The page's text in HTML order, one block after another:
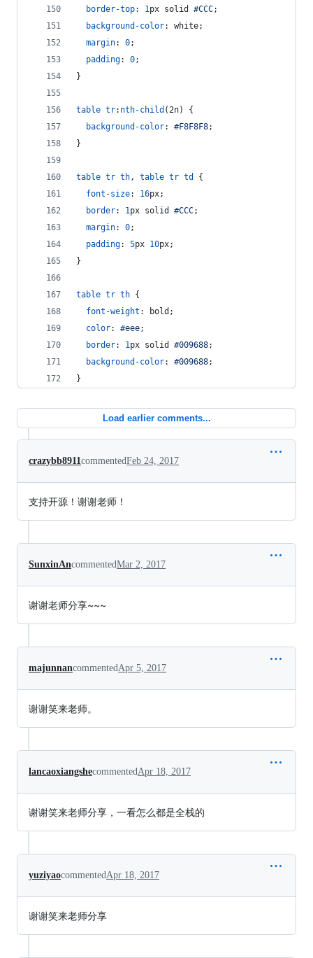
border-top: 1px solid #CCC;
background-color:
white;
margin: 0;
padding: 0;
}
table tr: nth-child (2n) {
background-color: #F8F8F8;
}
table tr th, table tr td
{
font-size: 16px;
border: 1px solid #CCC;
margin: 0;
padding: 5px 10px;
}
table tr th {
font-weight :
bold;
color: #eee;
border: 1px solid #009688;
background-color: #009688;
}
Load earlier comments...
crazybb8911commentedFeb 24, 2017
支持开源！谢谢老师！
SunxinAncommentedMar 2, 2017
谢谢老师分享~~~
majunnancommentedApr 5, 2017
谢谢笑来老师。
lancaoxiangshecommentedApr 18, 2017
谢谢笑来老师分享，一看怎么都是全栈的
yuziyaocommentedApr 18, 2017
谢谢笑来老师分享